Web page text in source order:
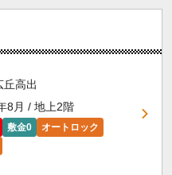
丘高出
8月 / 地上2階
敷金0
オートロック